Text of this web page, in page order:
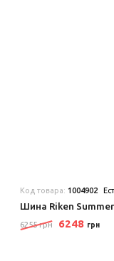
Код товара: 1004902
Шина Riken
6255 грн 6248 грн